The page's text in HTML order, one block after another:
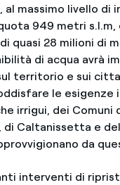
al massimo livello di
949 metri s.l.m,
quasi 28 milioni di
di acqua avrà
territorio e sui
le esigenze
irrigui, dei Comuni
di Caltanissetta e
da
interventi di